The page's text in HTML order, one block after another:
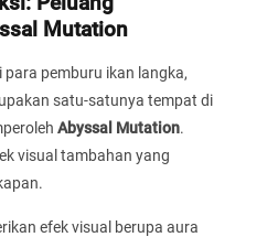
Mutation
pemburu ikan langka,
satu-satunya tempat di
Abyssal Mutation.
visual tambahan yang
efek visual berupa aura